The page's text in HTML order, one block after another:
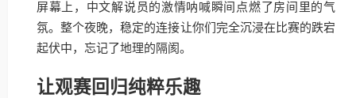
屏幕上，中文解说员的激情呐喊瞬间点燃了房间里的气
氛。整个夜晚，稳定的连接让你们完全沉浸在比赛的跌宕
起伏中，忘记了地理的隔阂。
让观赛回归纯粹乐趣